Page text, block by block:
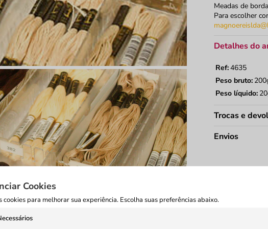
Meadas de
Para escolher
Detalhes do
Ref:4635
Peso bruto:
Peso líquido:
Trocas e
Envios
Cookies
cookies para melhorar sua experiência. Escolha suas preferências abaixo.